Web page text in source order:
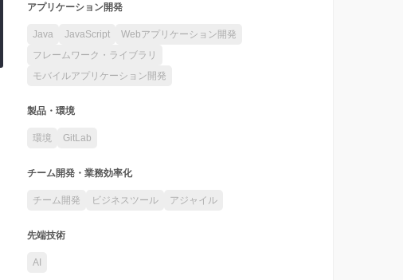
アプリケーション開発
Java JavaScript
Webアプリケーション開発
フレームワーク・ライブラリ
モバイルアプリケーション開発
製品・環境
環境 GitLab
チーム開発・業務効率化
チーム開発 ビジネスツール アジャイル
先端技術
AI